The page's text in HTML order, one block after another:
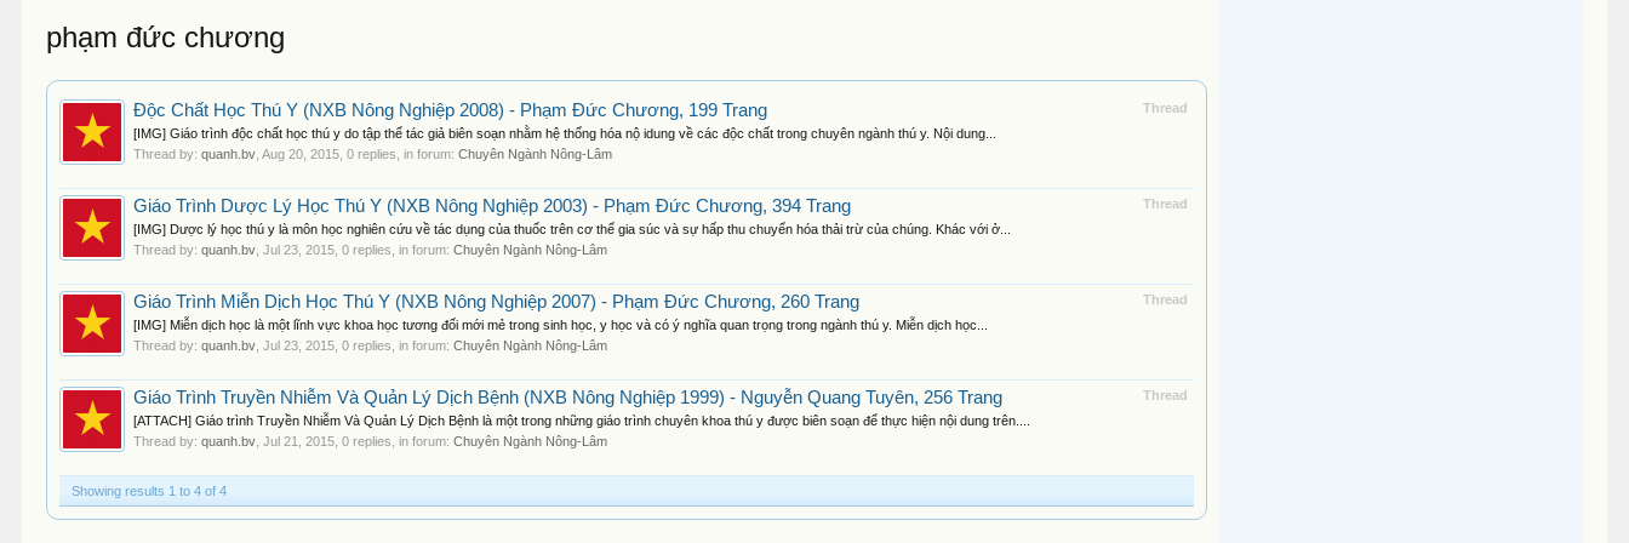
phạm đức chương
Thread
Độc Chất Học Thú Y (NXB Nông Nghiệp 2008) - Phạm Đức Chương, 199 Trang
[IMG] Giáo trình độc chất học thú y do tập thể tác giả biên soạn nhằm hệ thống hóa nộ idung về các độc chất trong chuyên ngành thú y. Nội dung...
Thread by:quanh.bv ,Aug 20, 2015 , 0 replies, in forum:Chuyên Ngành Nông-Lâm
Thread
Giáo Trình Dược Lý Học Thú Y (NXB Nông Nghiệp 2003) - Phạm Đức Chương, 394 Trang
[IMG] Dược lý học thú y là môn học nghiên cứu về tác dụng của thuốc trên cơ thể gia súc và sự hấp thu chuyển hóa thải trừ của chúng. Khác với ở...
Thread by:quanh.bv ,Jul 23, 2015 , 0 replies, in forum:Chuyên Ngành Nông-Lâm
Thread
Giáo Trình Miễn Dịch Học Thú Y (NXB Nông Nghiệp 2007) - Phạm Đức Chương, 260 Trang
[IMG] Miễn dịch học là một lĩnh vực khoa học tương đối mới mẻ trong sinh học, y học và có ý nghĩa quan trọng trong ngành thú y. Miễn dịch học...
Thread by:quanh.bv ,Jul 23, 2015 , 0 replies, in forum:Chuyên Ngành Nông-Lâm
Thread
Giáo Trình Truyền Nhiễm Và Quản Lý Dịch Bệnh (NXB Nông Nghiệp 1999) - Nguyễn Quang Tuyên, 256 Trang
[ATTACH] Giáo trình Truyền Nhiễm Và Quản Lý Dịch Bệnh là một trong những giáo trình chuyên khoa thú y được biên soạn để thực hiện nội dung trên....
Thread by:quanh.bv ,Jul 21, 2015 , 0 replies, in forum:Chuyên Ngành Nông-Lâm
Showing results 1 to 4 of 4